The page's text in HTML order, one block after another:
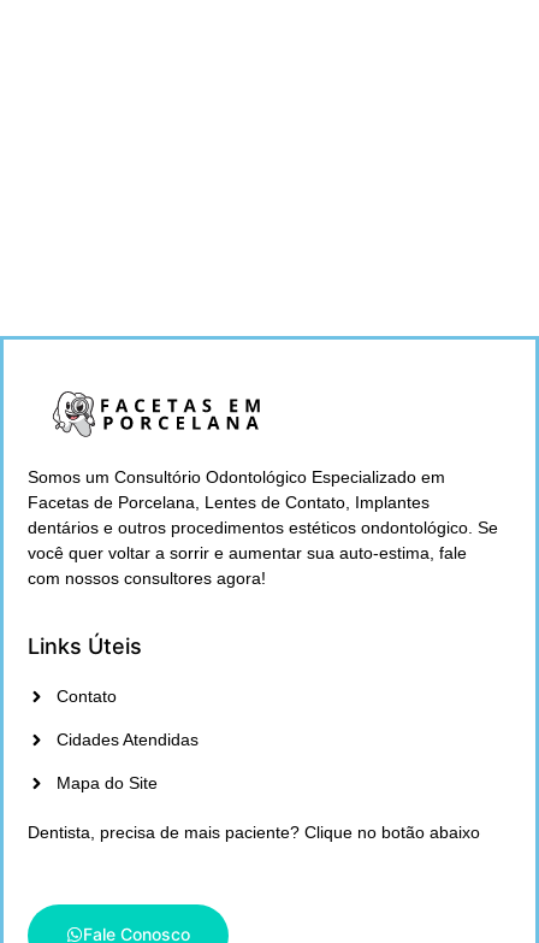
Somos um Consultório Odontológico Especializado em
Facetas de Porcelana, Lentes de Contato, Implantes
dentários e outros procedimentos estéticos ondontológico. Se
você quer voltar a sorrir e aumentar sua auto-estima, fale
com nossos consultores agora!
Links Úteis
Contato
Cidades Atendidas
Mapa do Site
Dentista, precisa de mais paciente? Clique no botão abaixo
Fale Conosco